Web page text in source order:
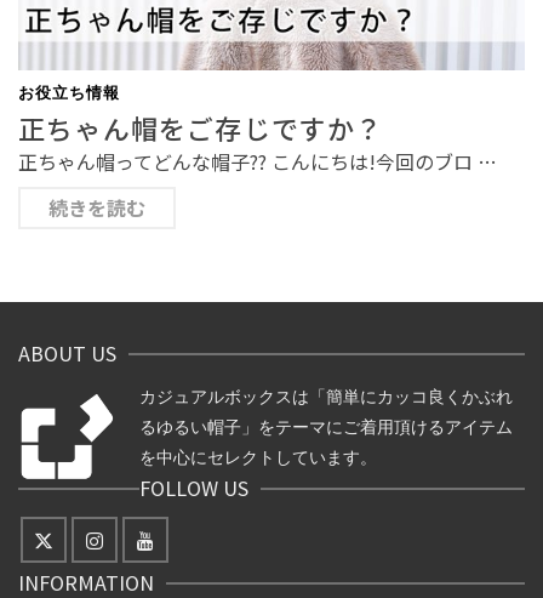
お役立ち情報
正ちゃん帽をご存じですか？
正ちゃん帽ってどんな帽子?? こんにちは!今回のブロ …
続きを読む
ABOUT US
カジュアルボックスは「簡単にカッコ良くかぶれ
るゆるい帽子」をテーマにご着用頂けるアイテム
を中心にセレクトしています。
FOLLOW US
INFORMATION